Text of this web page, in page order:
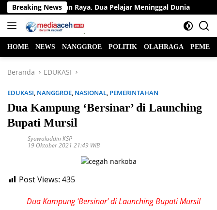
Langsung
ke
konten
Breaking News
di Jalan Raya, Dua Pelajar Meninggal Dunia
HOME NEWS NANGGROE POLITIK OLAHRAGA
Beranda EDUKASI
EDUKASI, NANGGROE, NASIONAL, PEMERINTAHAN
Dua Kampung ‘Bersinar’ di Launching
Bupati Mursil
Syawaluddin KSP
19 Oktober 2021 21:49 WIB
Post Views: 435
Dua Kampung ‘Bersinar’ di Launching Bupati Mursil